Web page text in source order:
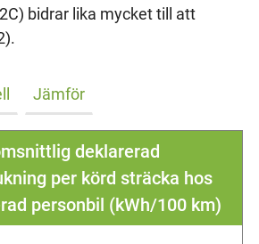
bidrar lika mycket till att
Jämför
deklarerad
per körd sträcka hos
personbil (kWh/100 km)